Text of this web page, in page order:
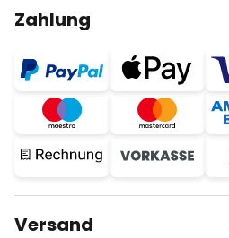
Zahlung
Versand